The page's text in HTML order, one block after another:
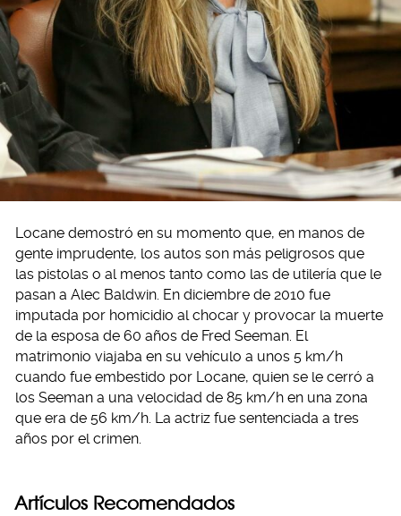
Locane demostró en su momento que, en manos de
gente imprudente, los autos son más peligrosos que
las pistolas o al menos tanto como las de utilería que le
pasan a Alec Baldwin. En diciembre de 2010 fue
imputada por homicidio al chocar y provocar la muerte
de la esposa de 60 años de Fred Seeman. El
matrimonio viajaba en su vehículo a unos 5 km/h
cuando fue embestido por Locane, quien se le cerró a
los Seeman a una velocidad de 85 km/h en una zona
que era de 56 km/h. La actriz fue sentenciada a tres
años por el crimen.
Artículos Recomendados